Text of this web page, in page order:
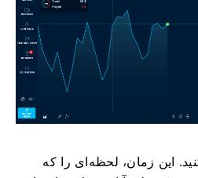
این زمان، لحظه‌ای را که